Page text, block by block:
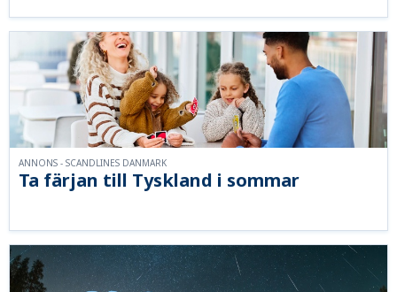
Ta färjan till Tyskland i sommar
ANNONS - SCANDLINES DANMARK